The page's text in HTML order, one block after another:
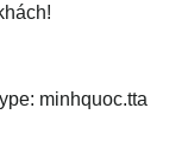
minhquoc.tta